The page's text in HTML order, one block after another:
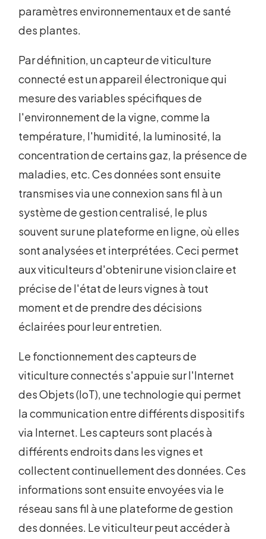
paramètres environnementaux et de santé
des plantes.
Par définition, un capteur de viticulture
connecté est un appareil électronique qui
mesure des variables spécifiques de
l'environnement de la vigne, comme la
température, l'humidité, la luminosité, la
concentration de certains gaz, la présence de
maladies, etc. Ces données sont ensuite
transmises via une connexion sans fil à un
système de gestion centralisé, le plus
souvent sur une plateforme en ligne, où elles
sont analysées et interprétées. Ceci permet
aux viticulteurs d'obtenir une vision claire et
précise de l'état de leurs vignes à tout
moment et de prendre des décisions
éclairées pour leur entretien.
Le fonctionnement des capteurs de
viticulture connectés s'appuie sur l'Internet
des Objets (IoT), une technologie qui permet
la communication entre différents dispositifs
via Internet. Les capteurs sont placés à
différents endroits dans les vignes et
collectent continuellement des données. Ces
informations sont ensuite envoyées via le
réseau sans fil à une plateforme de gestion
des données. Le viticulteur peut accéder à